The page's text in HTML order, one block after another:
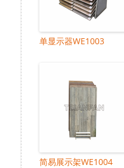
单显示器WE1003
简易展示架WE1004